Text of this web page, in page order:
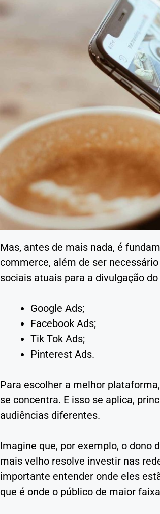
Mas, antes de mais nada, é
commerce, além de ser
sociais atuais para a divulgação
Google Ads;
Facebook Ads;
Tik Tok Ads;
Pinterest Ads.
Para escolher a melhor
se concentra. E isso se aplica,
audiências diferentes.
Imagine que, por exemplo, o dono
mais velho resolve investir nas
importante entender onde eles
que é onde o público de maior